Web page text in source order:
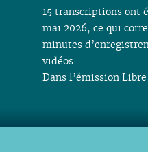
15 transcriptions ont
mai 2026, ce qui
minutes
vidéos.
Dans l’émission